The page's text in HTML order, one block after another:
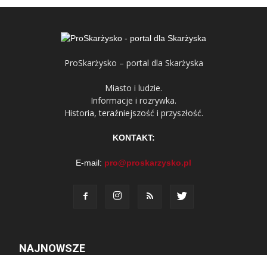
ProSkarżysko – portal dla Skarżyska
Miasto i ludzie.
Informacje i rozrywka.
Historia, teraźniejszość i przyszłość.
KONTAKT:
E-mail: pro@proskarzysko.pl
NAJNOWSZE